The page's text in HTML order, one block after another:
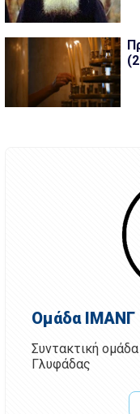
Ομάδα ΙΜΑΝΓ
Συντακτική
Γλυφάδας